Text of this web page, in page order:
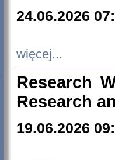
24.06.2026
więcej...
Research
Research
19.06.2026